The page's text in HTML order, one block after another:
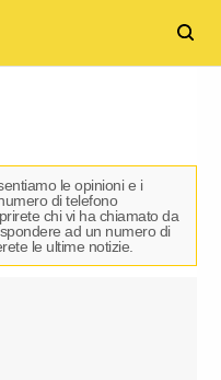
le opinioni e i
di telefono
chi vi ha chiamato da
ad un numero di
le ultime notizie.